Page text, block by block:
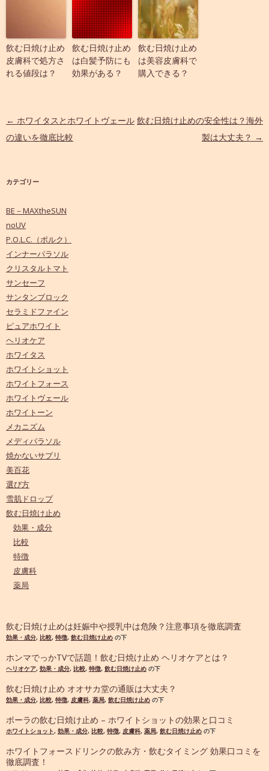
飲む日焼け止め
皮膚科で処方さ
れる値段は？
飲む日焼け止め
は白髪予防にも
効果がある？
飲む日焼け止め
は美容皮膚科で
購入できる？
投稿ナビゲーション
← ホワイタスとホワイトヴェール
の違いを徹底比較
飲む日焼け止めの安全性は？海外
製は大丈夫？ →
カテゴリー
BE－MAXtheSUN
noUV
P.O.L.C.（ポルク）
インナーパラソル
クリスタルトマト
サンセーフ
サンタンブロック
セラミドファイン
ピュアホワイト
ヘリオケア
ホワイタス
ホワイトショット
ホワイトフォース
ホワイトヴェール
ホワイトーン
メカニズム
メディパラソル
焼かないサプリ
美百花
選び方
雪肌ドロップ
飲む日焼け止め
効果・成分
比較
特徴
皮膚科
薬局
飲む日焼け止めは妊娠中や授乳中は危険？注意事項を徹底調査
効果・成分, 比較, 特徴, 飲む日焼け止め の下
ホンマでっかTVで話題！飲む日焼け止め ヘリオケアとは？
ヘリオケア, 効果・成分, 比較, 特徴, 飲む日焼け止め の下
飲む日焼け止め オオサカ堂の通販は大丈夫？
効果・成分, 比較, 特徴, 皮膚科, 薬局, 飲む日焼け止め の下
ポーラの飲む日焼け止め – ホワイトショットの効果と口コミ
ホワイトショット, 効果・成分, 比較, 特徴, 皮膚科, 薬局, 飲む日焼け止め の下
ホワイトフォースドリンクの飲み方・飲むタイミング 効果口コミを
徹底調査！